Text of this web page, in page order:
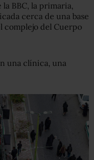
BBC, la primaria,
cerca de una base
complejo del Cuerpo
una clínica, una